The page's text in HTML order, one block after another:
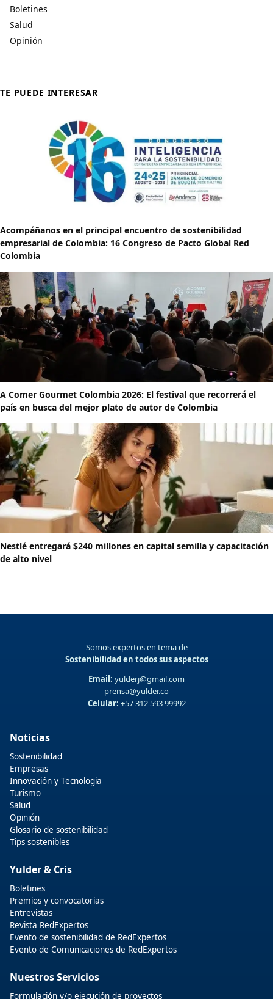
Boletines
Salud
Opinión
TE PUEDE INTERESAR
Acompáñanos en el principal encuentro de sostenibilidad
empresarial de Colombia: 16 Congreso de Pacto Global Red
Colombia
A Comer Gourmet Colombia 2026: El festival que recorrerá el
país en busca del mejor plato de autor de Colombia
Nestlé entregará $240 millones en capital semilla y capacitación
de alto nivel
Somos expertos en tema de
Sostenibilidad en todos sus aspectos
Email: yulderj@gmail.com
prensa@yulder.co
Celular: +57 312 593 99992
Noticias
Sostenibilidad
Empresas
Innovación y Tecnologia
Turismo
Salud
Opinión
Glosario de sostenibilidad
Tips sostenibles
Yulder & Cris
Boletines
Premios y convocatorias
Entrevistas
Revista RedExpertos
Evento de sostenibilidad de RedExpertos
Evento de Comunicaciones de RedExpertos
Nuestros Servicios
Formulación y/o ejecución de proyectos